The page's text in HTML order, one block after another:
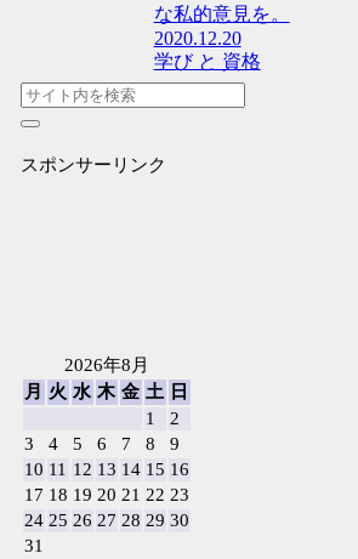
な私的意見を。
2020.12.20
学び と 資格
スポンサーリンク
2026年8月
月
火 水 木 金 土
日
1
2
3
4 5 6 7 8
9
10 11 12 13 14 15 16
17 18 19 20 21 22 23
24 25 26 27 28 29 30
31